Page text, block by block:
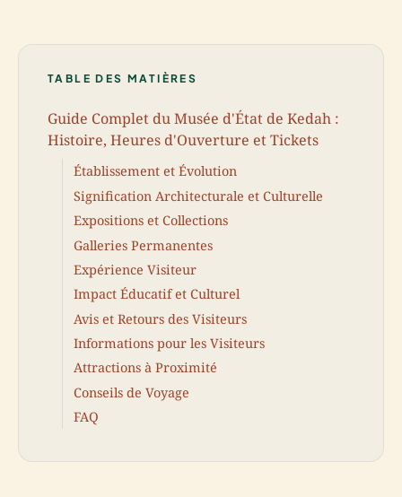
TABLE DES MATIÈRES
Guide Complet du Musée d'État de Kedah :
Histoire, Heures d'Ouverture et Tickets
Établissement et Évolution
Signification Architecturale et Culturelle
Expositions et Collections
Galleries Permanentes
Expérience Visiteur
Impact Éducatif et Culturel
Avis et Retours des Visiteurs
Informations pour les Visiteurs
Attractions à Proximité
Conseils de Voyage
FAQ